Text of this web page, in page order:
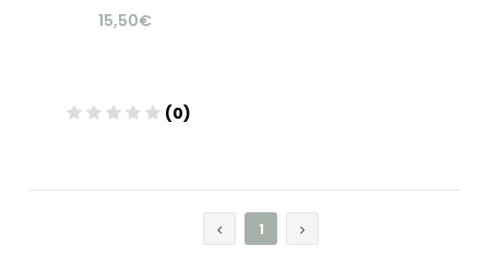
15,50€
(0)
1